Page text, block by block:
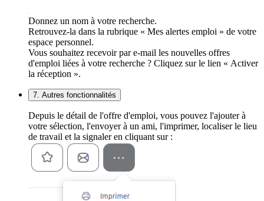
Donnez un nom à votre recherche.
Retrouvez-la dans la rubrique « Mes alertes emploi » de votre
espace personnel.
Vous souhaitez recevoir par e-mail les nouvelles offres
d'emploi liées à votre recherche ? Cliquez sur le lien « Activer
la réception ».
7. Autres fonctionnalités
Depuis le détail de l'offre d'emploi, vous pouvez l'ajouter à
votre sélection, l'envoyer à un ami, l'imprimer, localiser le lieu
de travail et la signaler en cliquant sur :